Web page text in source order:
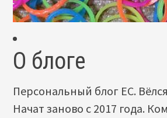
О блоге
Персональный блог ЕС.
Начат заново с 2017 года.